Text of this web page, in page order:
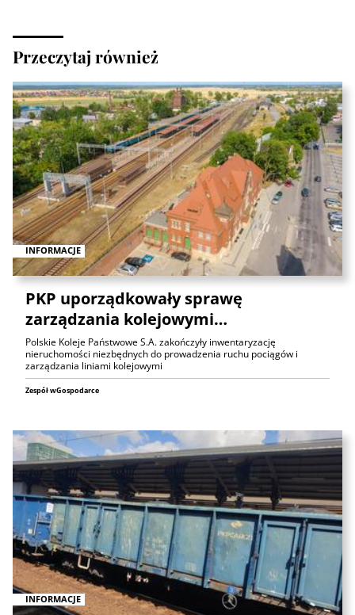
Przeczytaj również
INFORMACJE
PKP uporządkowały sprawę
zarządzania kolejowymi…
Polskie Koleje Państwowe S.A. zakończyły inwentaryzację
nieruchomości niezbędnych do prowadzenia ruchu pociągów i
zarządzania liniami kolejowymi
Zespół wGospodarce
INFORMACJE